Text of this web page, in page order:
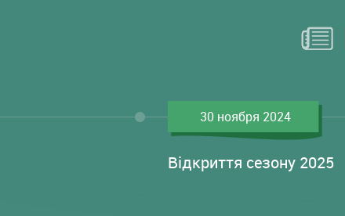
30 ноября 2024
Відкриття сезону 2025